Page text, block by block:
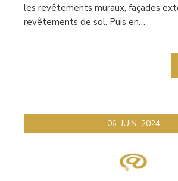
les revêtements muraux, façades
revêtements de sol. Puis en…
06 JUIN 2024